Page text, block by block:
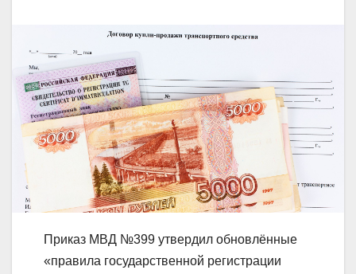
Приказ МВД №399 утвердил обновлённые
«правила государственной регистрации